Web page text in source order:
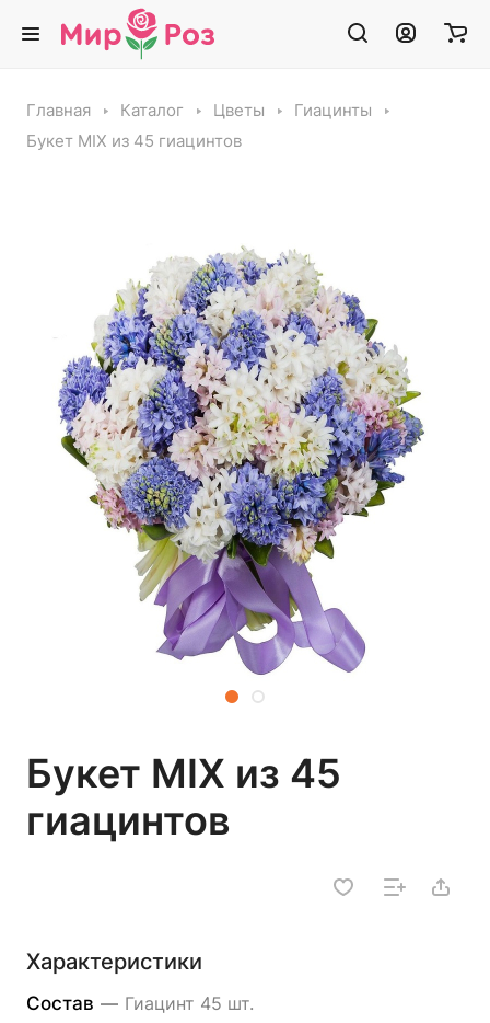
Главная Каталог Цветы
Гиацинты
Букет MIX из 45 гиацинтов
Букет MIX из 45
гиацинтов
Характеристики
Состав — Гиацинт 45 шт.